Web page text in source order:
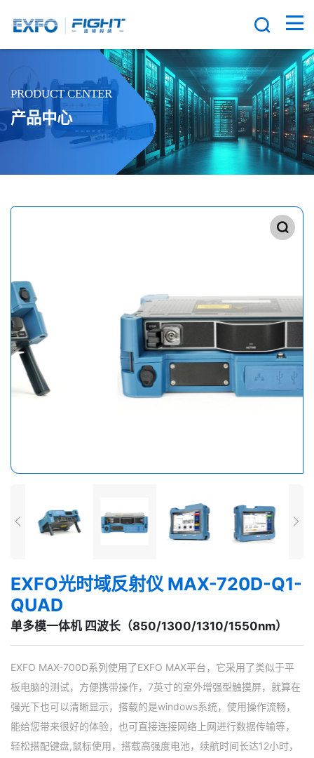
PRODUCT CENTER
产品中心
EXFO光时域反射仪 MAX-720D-Q1-
QUAD
单多模一体机 四波长（850/1300/1310/1550nm）
EXFO MAX-700D系列使用了EXFO MAX平台，它采用了类似于平
板电脑的测试，方便携带操作，7英寸的室外增强型触摸屏，就算在
强光下也可以清晰显示，搭载的是windows系统，使用操作流畅，
能给您带来很好的体验，也可直接连接网络上网进行数据传输等，
轻松搭配键盘,鼠标使用，搭载高强度电池，续航时间长达12小时，